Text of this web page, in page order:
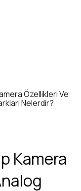
Özellikleri Ve
Nelerdir?
Kamera